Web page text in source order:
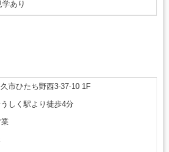
学あり
市ひたち野西3-37-10 1F
しく駅より徒歩4分